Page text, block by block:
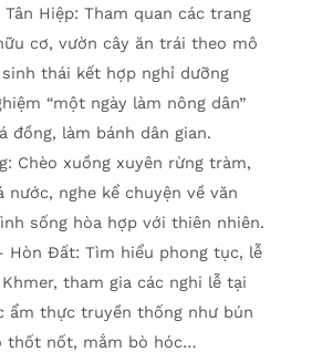
Hiệp: Tham quan các trang
cơ, vườn cây ăn trái theo mô
thái kết hợp nghỉ dưỡng
“một ngày làm nông dân”
đồng, làm bánh dân gian.
Chèo xuồng xuyên rừng tràm,
nghe kể chuyện về văn
sống hòa hợp với thiên nhiên.
Hòn Đất: Tìm hiểu phong tục, lễ
tham gia các nghi lễ tại
ẩm thực truyền thống như bún
thốt nốt, mắm bò hóc…